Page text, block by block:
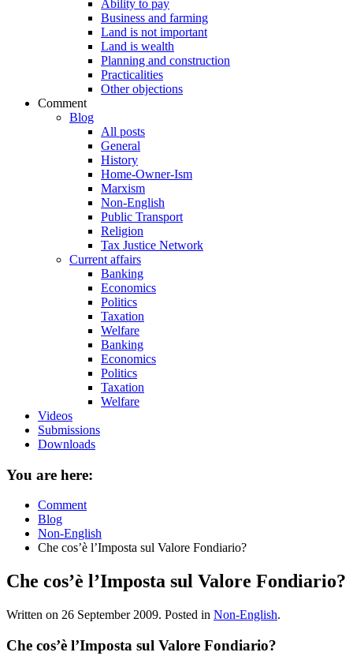
Ability to pay
Business and farming
Land is not important
Land is wealth
Planning and construction
Practicalities
Other objections
Comment
Blog
All posts
General
History
Home-Owner-Ism
Marxism
Non-English
Public Transport
Religion
Tax Justice Network
Current affairs
Banking
Economics
Politics
Taxation
Welfare
Banking
Economics
Politics
Taxation
Welfare
Videos
Submissions
Downloads
You are here:
Comment
Blog
Non-English
Che cos’è l’Imposta sul Valore Fondiario?
Che cos’è l’Imposta sul Valore Fondiario?
Written on 26 September 2009. Posted in Non-English.
Che cos’è l’Imposta sul Valore Fondiario?